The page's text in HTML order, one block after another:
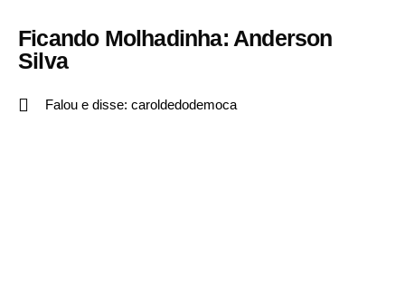
Ficando Molhadinha: Anderson
Silva
Falou e disse: caroldedodemoca